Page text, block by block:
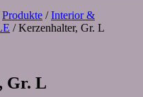
Produkte /Interior &
/ Kerzenhalter, Gr. L
Gr. L